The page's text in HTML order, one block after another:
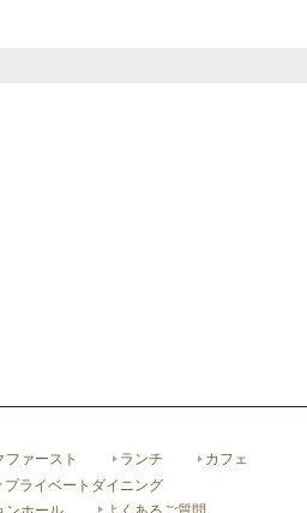
ファースト ランチ
カフェ
プライベートダイニング